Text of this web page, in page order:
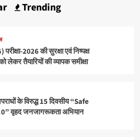
Trending
2026 की सुरक्षा एवं निष्पक्ष
लेकर तैयारियों की व्यापक समीक्षा
के विरुद्ध 15 दिवसीय “Safe
वृहद जनजागरूकता अभियान